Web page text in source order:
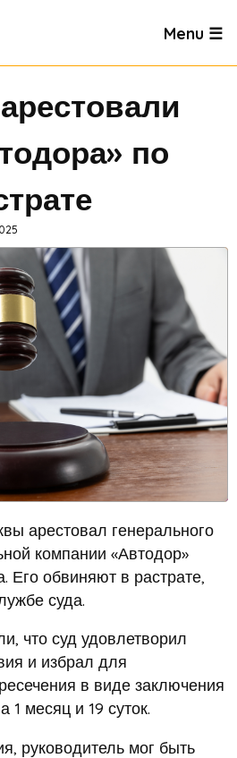
Menu ☰
по
арестовал генерального
компании «Автодор»
обвиняют в растрате,
суда.
что суд удовлетворил
и избрал для
в виде заключения
1 месяц и 19 суток.
руководитель мог быть